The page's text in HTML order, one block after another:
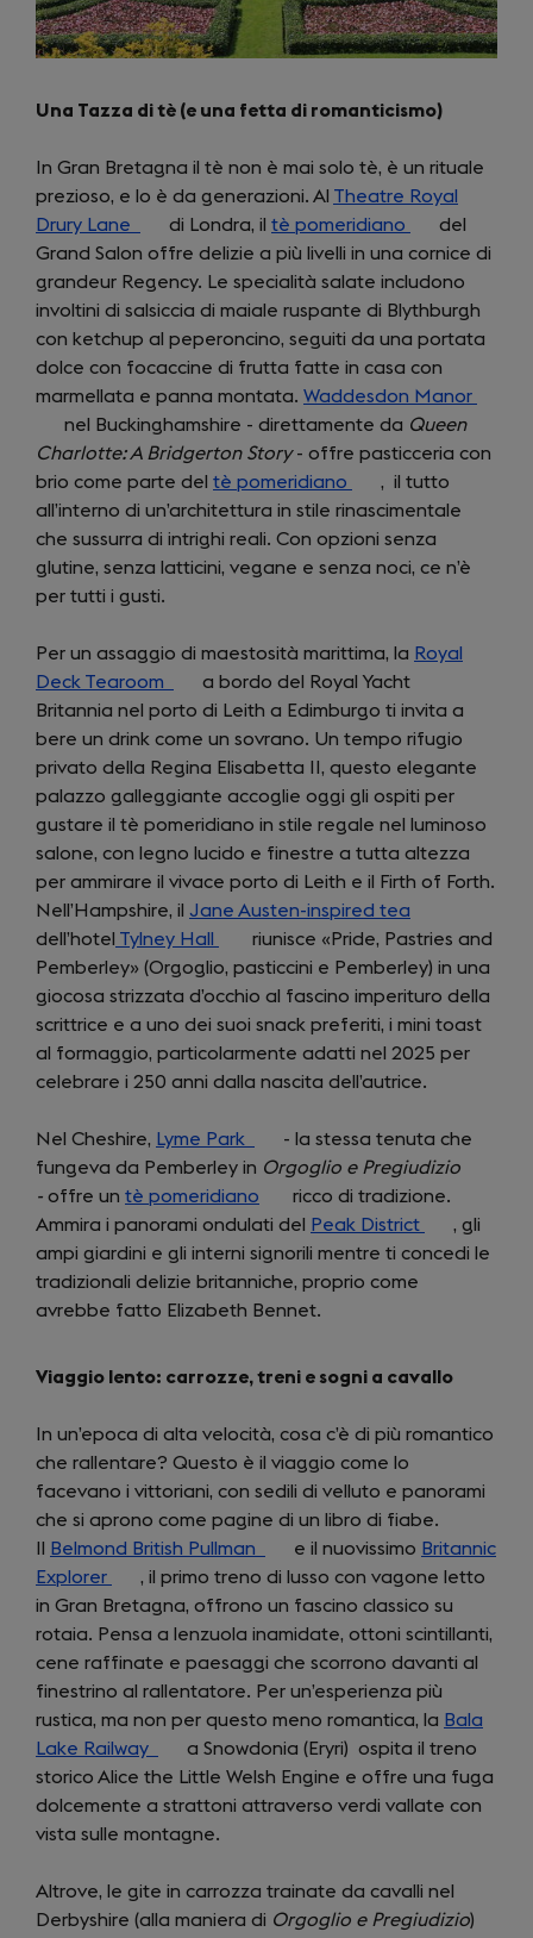
Una Tazza di tè (e una fetta di romanticismo)
In Gran Bretagna il tè non è mai solo tè, è un rituale
prezioso, e lo è da generazioni. Al Theatre Royal
Drury Lane
(opens
in
a
new
tab)
di Londra, il tè pomeridiano
(opens
in
a
new
tab)
del
Grand Salon offre delizie a più livelli in una cornice di
grandeur Regency. Le specialità salate includono
involtini di salsiccia di maiale ruspante di Blythburgh
con ketchup al peperoncino, seguiti da una portata
dolce con focaccine di frutta fatte in casa con
marmellata e panna montata. Waddesdon Manor
a
nel Buckinghamshire - direttamente da Queen
Charlotte: A Bridgerton Story- offre pasticceria con
brio come parte del tè pomeridiano
(opens
in
a
new
, il tutto
all’interno di un’architettura in stile rinascimentale
che sussurra di intrighi reali. Con opzioni senza
glutine, senza latticini, vegane e senza noci, ce n’è
per tutti i gusti.
Per un assaggio di maestosità marittima, la Royal
Deck Tearoom
(opens
in
a
new
tab)
a bordo del Royal Yacht
Britannia nel porto di Leith a Edimburgo ti invita a
bere un drink come un sovrano. Un tempo rifugio
privato della Regina Elisabetta II, questo elegante
palazzo galleggiante accoglie oggi gli ospiti per
gustare il tè pomeridiano in stile regale nel luminoso
salone, con legno lucido e finestre a tutta altezza
per ammirare il vivace porto di Leith e il Firth of Forth.
Nell’Hampshire, il Jane Austen-inspired tea
in
a
new
tab)
dell’hotel Tylney Hall
(opens
in
a
new
tab)
riunisce «Pride, Pastries and
Pemberley» (Orgoglio, pasticcini e Pemberley) in una
giocosa strizzata d’occhio al fascino imperituro della
scrittrice e a uno dei suoi snack preferiti, i mini toast
al formaggio, particolarmente adatti nel 2025 per
celebrare i 250 anni dalla nascita dell’autrice.
Nel Cheshire, Lyme Park
(opens
in
a
new
tab)
- la stessa tenuta che
fungeva da Pemberley in Orgoglio e Pregiudizio
- offre un tè pomeridiano (opens
in
a
new
tab)
ricco di tradizione.
Ammira i panorami ondulati del
Peak District
(opens
in
, gli
ampi giardini e gli interni signorili mentre ti concedi le
tradizionali delizie britanniche, proprio come
avrebbe fatto Elizabeth Bennet.
Viaggio lento: carrozze, treni e sogni a cavallo
In un’epoca di alta velocità, cosa c’è di più romantico
che rallentare? Questo è il viaggio come lo
facevano i vittoriani, con sedili di velluto e panorami
che si aprono come pagine di un libro di fiabe.
Belmond British Pullman
(opens
in
a
new
tab)
e il nuovissimo Britannic
Explorer
(opens
in
a
new
tab)
, il primo treno di lusso con vagone letto
in Gran Bretagna, offrono un fascino classico su
rotaia. Pensa a lenzuola inamidate, ottoni scintillanti,
cene raffinate e paesaggi che scorrono davanti al
finestrino al rallentatore. Per un’esperienza più
rustica, ma non per questo meno romantica, la Bala
Lake Railway
(opens
in
a
new
a Snowdonia (Eryri) ospita il treno
storico Alice the Little Welsh Engine e offre una fuga
dolcemente a strattoni attraverso verdi vallate con
vista sulle montagne.
Altrove, le gite in carrozza trainate da cavalli nel
Derbyshire (alla maniera di Orgoglio e Pregiudizio)